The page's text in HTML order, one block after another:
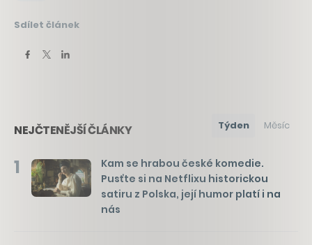
Sdílet článek
NEJČTENĚJŠÍ ČLÁNKY Týden Měsíc
1
Kam se hrabou české komedie.
Pusťte si na Netflixu historickou
satiru z Polska, její humor platí i na
nás